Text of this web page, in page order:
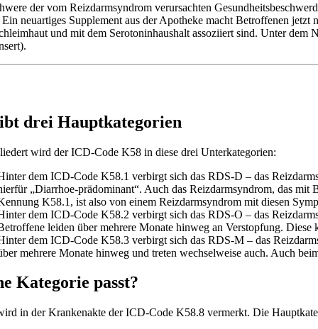
der vom Reizdarmsyndrom verursachten
neuartiges Supplement aus der Apotheke macht Betroffenen
und mit dem Serotoninhaushalt assoziiert sind. Unter dem
drei Hauptkategorien
wird der ICD-Code K58 in diese drei Unterkategorien:
dem ICD-Code K58.1 verbirgt sich das RDS-D – das
„Diarrhoe-prädominant“. Auch das Reizdarmsyndrom, das
K58.1, ist also von einem Reizdarmsyndrom mit diesen
dem ICD-Code K58.2 verbirgt sich das RDS-O – das
leiden über mehrere Monate hinweg an Verstopfung.
dem ICD-Code K58.3 verbirgt sich das RDS-M – das
mehrere Monate hinweg und treten wechselweise auch. Auch
Kategorie passt?
in der Krankenakte der ICD-Code K58.8 vermerkt. Die